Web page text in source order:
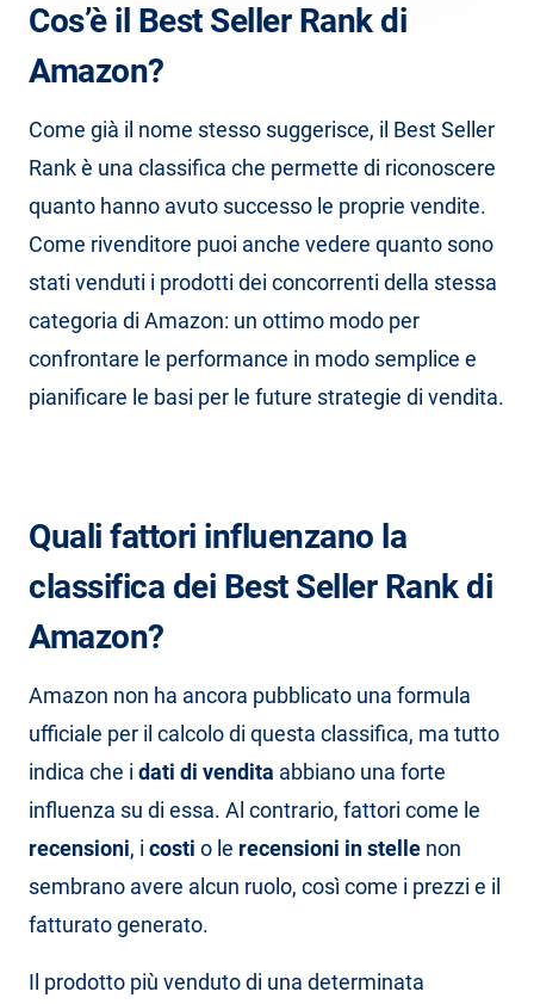
Cos’è il Best Seller Rank di
Amazon?
Come già il nome stesso suggerisce, il Best Seller
Rank è una classifica che permette di riconoscere
quanto hanno avuto successo le proprie vendite.
Come rivenditore puoi anche vedere quanto sono
stati venduti i prodotti dei concorrenti della stessa
categoria di Amazon: un ottimo modo per
confrontare le performance in modo semplice e
pianificare le basi per le future strategie di vendita.
Quali fattori influenzano la
classifica dei Best Seller Rank di
Amazon?
Amazon non ha ancora pubblicato una formula
ufficiale per il calcolo di questa classifica, ma tutto
indica che i dati di vendita abbiano una forte
influenza su di essa. Al contrario, fattori come le
recensioni, i costi o le recensioni in stelle non
sembrano avere alcun ruolo, così come i prezzi e il
fatturato generato.
Il prodotto più venduto di una determinata